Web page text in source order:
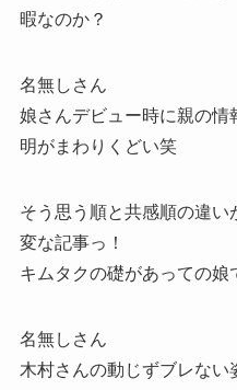
暇なのか？
名無しさん
娘さんデビュー時に親の情
明がまわりくどい笑
そう思う順と共感順の違い
変な記事っ！
キムタクの礎があっての娘
名無しさん
木村さんの動じずブレない